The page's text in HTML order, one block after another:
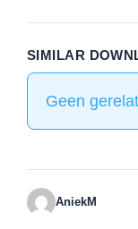
SIMILAR
Geen
AniekM